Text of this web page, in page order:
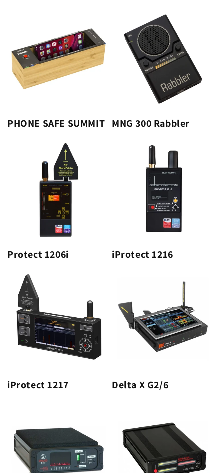
PHONE SAFE SUMMIT MNG 300 Rabbler
Protect 1206i iProtect 1216
iProtect 1217 Delta X G2/6